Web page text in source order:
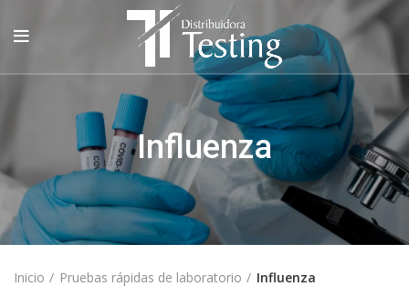
Influenza
Inicio Pruebas rápidas de laboratorio
Influenza